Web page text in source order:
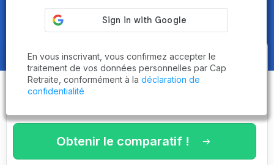
dans les Bouches-du-Rhône (13)
Obtenez lecomparatif des
établissementsadaptés à vos
Obtenir le comparatif !
En vous inscrivant, vous confirmez accepter le
traitement de vos données personnelles par Cap
Retraite, conformément à la déclaration de
confidentialité